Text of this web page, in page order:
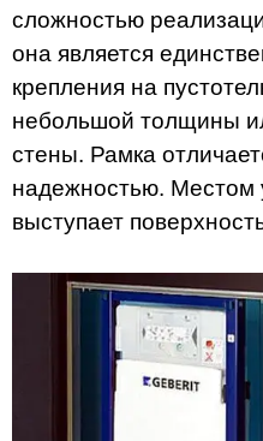
сложностью
она является
крепления на
небольшой толщины
стены. Рамка
надежностью. Местом
выступает